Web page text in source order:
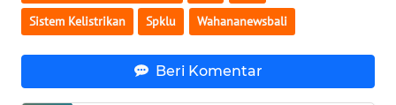
Sistem Kelistrikan Spklu Wahananewsbali
Beri Komentar
WN
WN